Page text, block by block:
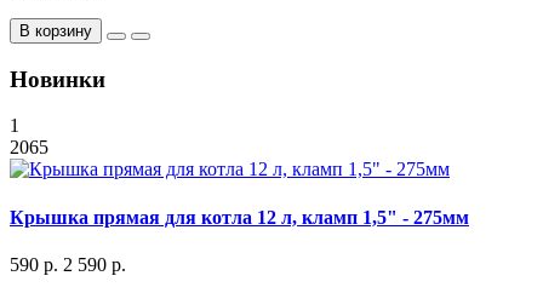
В корзину
Новинки
1
2065
Крышка прямая для котла 12 л, кламп 1,5" - 275мм
590 р. 2 590 р.